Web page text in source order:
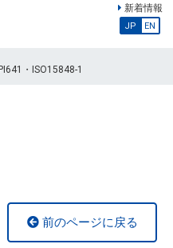
新着情報
JP EN
・ISO15848-1
前のページに戻る